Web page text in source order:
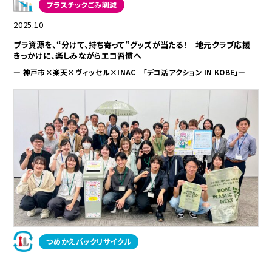
プラスチックごみ削減
2025.10
プラ資源を、“分けて、持ち寄って”グッズが当たる！ 地元クラブ応援
きっかけに、楽しみながらエコ習慣へ
— 神戸市×楽天×ヴィッセル×INAC 「デコ活アクション IN KOBE」—
つめかえパックリサイクル